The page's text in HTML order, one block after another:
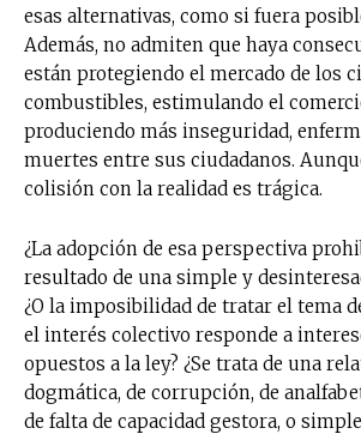
esas alternativas, como si fuera
Además, no admiten que haya
están protegiendo el mercado de los
combustibles, estimulando el
produciendo más inseguridad,
muertes entre sus ciudadanos.
colisión con la realidad es trágica.
¿La adopción de esa perspectiva
resultado de una simple y
¿O la imposibilidad de tratar el tema
el interés colectivo responde a
opuestos a la ley? ¿Se trata de una
dogmática, de corrupción, de
de falta de capacidad gestora, o